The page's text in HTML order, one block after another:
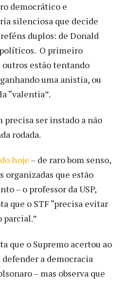
democrático e
silenciosa que decide
duplos: de Donald
O primeiro
outros estão tentando
uma anistia, ou
“valentia”.
precisa ser instado a não
rodada.
hoje – de raro bom senso,
organizadas que estão
– o professor da USP,
que o STF “precisa evitar
parcial.”
que o Supremo acertou ao
a democracia
– mas observa que